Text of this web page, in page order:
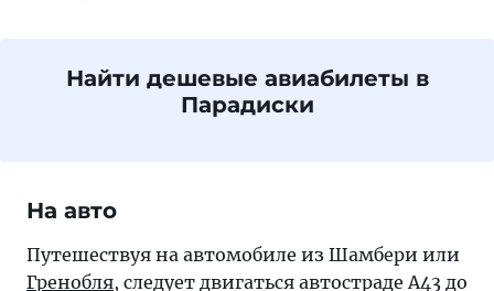
Найти дешевые авиабилеты в
Парадиски
На авто
Путешествуя на автомобиле из Шамбери или
Гренобля, следует двигаться автостраде А43 до